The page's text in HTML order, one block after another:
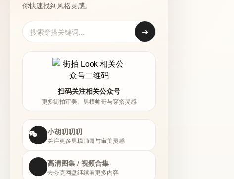
你快速找到风格灵感。
➔
扫码关注相关公众号
更多街拍审美、男模帅哥与穿搭灵感
小胡叨叨叨
关注更多男模帅哥与审美灵感
高清图集 / 视频合集
去夸克网盘继续看更多内容